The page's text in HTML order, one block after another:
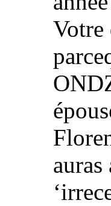
Votre